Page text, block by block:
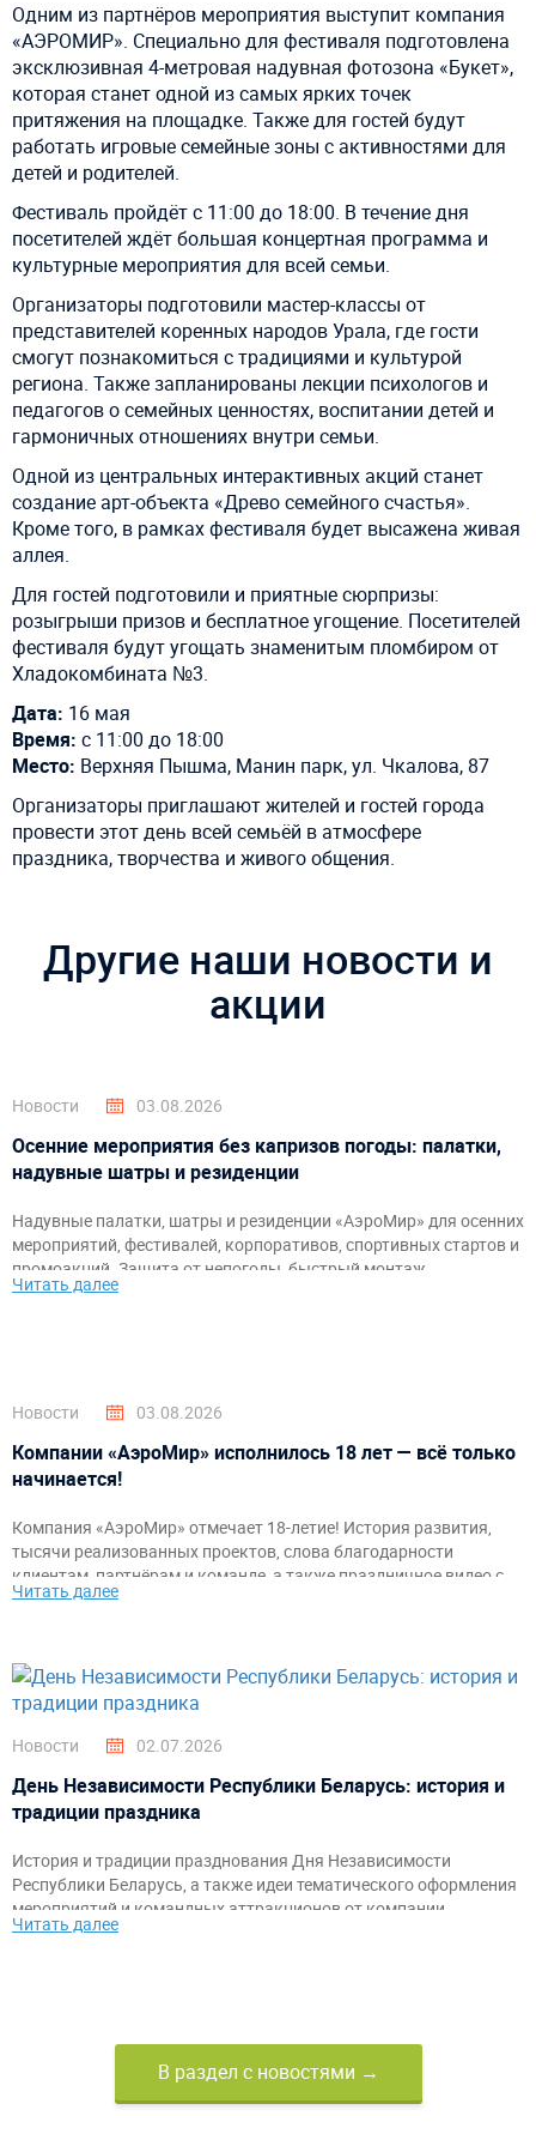
Одним из партнёров мероприятия выступит компания
«АЭРОМИР». Специально для фестиваля подготовлена
эксклюзивная 4-метровая надувная фотозона «Букет»,
которая станет одной из самых ярких точек
притяжения на площадке. Также для гостей будут
работать игровые семейные зоны с активностями для
детей и родителей.
Фестиваль пройдёт с 11:00 до 18:00. В течение дня
посетителей ждёт большая концертная программа и
культурные мероприятия для всей семьи.
Организаторы подготовили мастер-классы от
представителей коренных народов Урала, где гости
смогут познакомиться с традициями и культурой
региона. Также запланированы лекции психологов и
педагогов о семейных ценностях, воспитании детей и
гармоничных отношениях внутри семьи.
Одной из центральных интерактивных акций станет
создание арт-объекта «Древо семейного счастья».
Кроме того, в рамках фестиваля будет высажена живая
аллея.
Для гостей подготовили и приятные сюрпризы:
розыгрыши призов и бесплатное угощение. Посетителей
фестиваля будут угощать знаменитым пломбиром от
Хладокомбината №3.
Дата: 16 мая
Время: с 11:00 до 18:00
Место: Верхняя Пышма, Манин парк, ул. Чкалова, 87
Организаторы приглашают жителей и гостей города
провести этот день всей семьёй в атмосфере
праздника, творчества и живого общения.
Другие наши новости и
акции
Новости 03.08.2026
Осенние мероприятия без капризов погоды: палатки,
надувные шатры и резиденции
Надувные палатки, шатры и резиденции «АэроМир» для осенних
мероприятий, фестивалей, корпоративов, спортивных стартов и
промоакций. Защита от непогоды, быстрый монтаж,
брендирование и комфортное пространство для гостей и
Читать далее
Новости 03.08.2026
Компании «АэроМир» исполнилось 18 лет — всё только
начинается!
Компания «АэроМир» отмечает 18-летие! История развития,
тысячи реализованных проектов, слова благодарности
клиентам, партнёрам и команде, а также праздничное видео с
самыми яркими моментами за годы работы.
Читать далее
Новости 02.07.2026
День Независимости Республики Беларусь: история и
традиции праздника
История и традиции празднования Дня Независимости
Республики Беларусь, а также идеи тематического оформления
мероприятий и командных аттракционов от компании
«АэроМир».
Читать далее
В раздел с новостями →